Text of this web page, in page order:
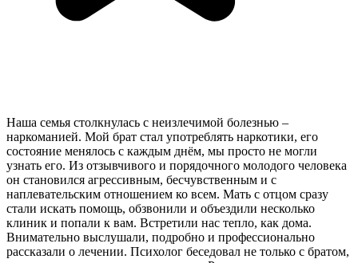
Наша семья столкнулась с неизлечимой болезнью –
наркоманией. Мой брат стал употреблять наркотики, его
состояние менялось с каждым днём, мы просто не могли
узнать его. Из отзывчивого и порядочного молодого человека
он становился агрессивным, бесчувственным и с
наплевательским отношением ко всем. Мать с отцом сразу
стали искать помощь, обзвонили и объездили несколько
клиник и попали к вам. Встретили нас тепло, как дома.
Внимательно выслушали, подробно и профессионально
рассказали о лечении. Психолог беседовал не только с братом,